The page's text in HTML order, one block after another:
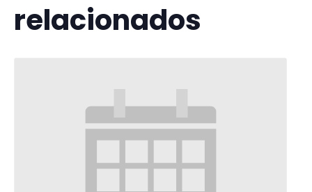
relacionados